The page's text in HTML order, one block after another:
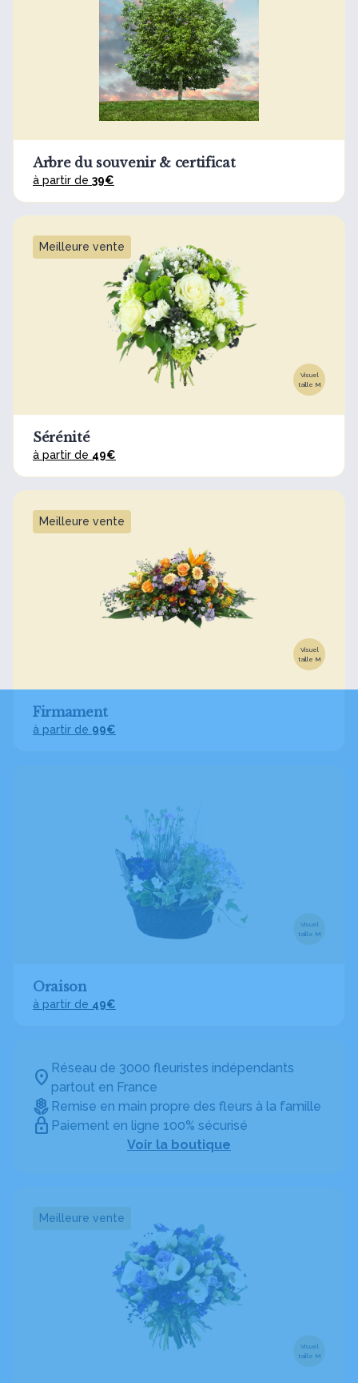
Réseau de 3000 fleuristes indépendants
partout en France
Remise en main propre des fleurs à la famille
Paiement en ligne 100% sécurisé
Voir la boutique
Arbre du souvenir & certificat
à partir de 39€
Meilleure vente
Visuel
taille M
Sérénité
à partir de 49€
Meilleure vente
Visuel
taille M
Firmament
à partir de 99€
Visuel
taille M
Oraison
à partir de 49€
Meilleure vente
Visuel
taille M